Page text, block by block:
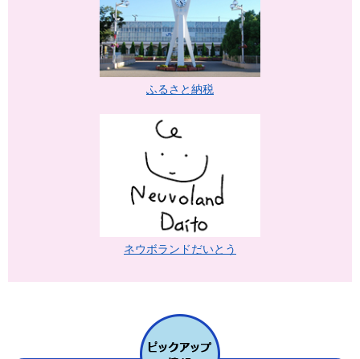
ふるさと納税
ネウボランドだいとう